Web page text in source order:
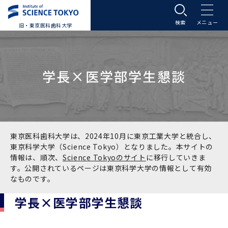
旧・東京医科歯科大学
大学案内トップ
学長メッセージ
基本理念・沿革
基本理念・沿革トップ
東京医科歯科大学の特色
入学案内
入学案内トップ
大学案内
学部受験生向け「大学案内」（冊子）
学生生活
学生生活トップ
Science Tokyo SPRING (医歯学系)
教育研究組織等
教育研究組織等トップ
大学病院
学長×医学部学生懇談
東京医科歯科大学は、2024年10月に東京工業大学と統合し、
東京科学大学（Science Tokyo）となりました。本サイトの
情報は、順次、 Science Tokyoのサイト に移行していきま
す。公開されているページは東京科学大学の情報として有効
なものです。
学長×医学部学生懇談